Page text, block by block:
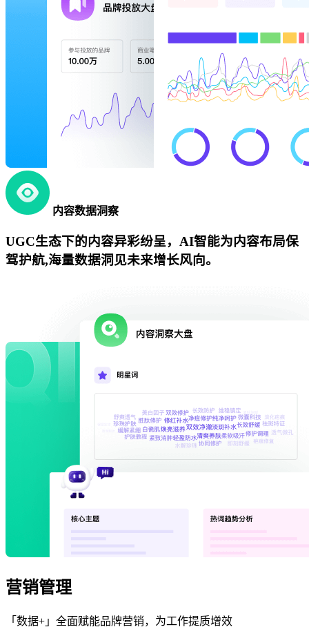
内容数据洞察
UGC生态下的内容异彩纷呈，AI智能为内容布局保
驾护航,海量数据洞见未来增长风向。
营销管理
「数据+」全面赋能品牌营销，为工作提质增效